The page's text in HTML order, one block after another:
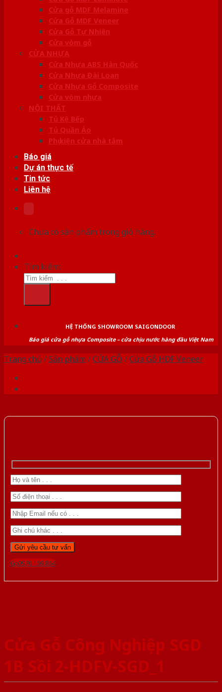
Cửa gỗ MDF Melamine
Cửa Gỗ MDF Veneer
Cửa Gỗ Tự Nhiên
Cửa vòm gỗ
CỬA NHỰA
Cửa Nhựa ABS Hàn Quốc
Cửa Nhựa Đài Loan
Cửa Nhựa Gỗ Composite
Cửa vòm nhựa
NỘI THẤT
Tủ Kệ Bếp
Tủ Quần Áo
Phụ kiện cửa nhà tắm
Báo giá
Dự án thực tế
Tin tức
Liên hệ
Chưa có sản phẩm trong giỏ hàng.
Tìm kiếm:
HỆ THỐNG SHOWROOM SAIGONDOOR
Báo giá cửa gỗ nhựa Composite – cửa chịu nước hàng đầu Việt Nam
Trang chủ /Sản phẩm /CỬA GỖ /Cửa Gỗ HDF Veneer
Gọi 0976.169.864
Cửa Gỗ Công Nghiệp SGD
1B Sồi 2-HDFV-SGD_1